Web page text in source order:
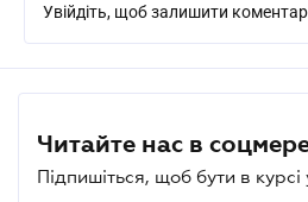
Увійдіть, щоб залишити коментар
Читайте нас в
Підпишіться, щоб бути в курсі